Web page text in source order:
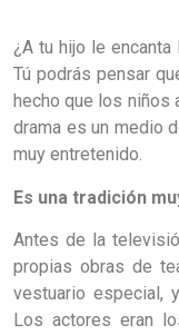
¿A tu hijo le
Tú podrás pensar
hecho que los niños
drama es un medio
muy entretenido.
Es una tradición
Antes de la
propias obras de
vestuario especial,
Los actores eran